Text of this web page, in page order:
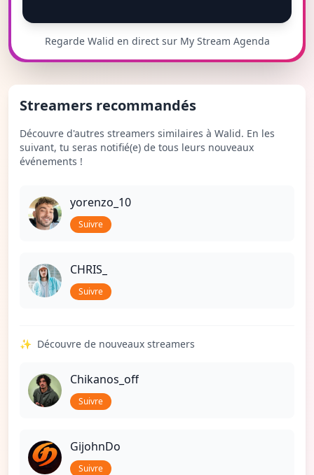
Regarde Walid en direct sur My Stream Agenda
Streamers recommandés
Découvre d'autres streamers similaires à Walid. En les
suivant, tu seras notifié(e) de tous leurs nouveaux
événements !
yorenzo_10
Suivre
CHRIS_
Suivre
✨ Découvre de nouveaux streamers
Chikanos_off
Suivre
GijohnDo
Suivre